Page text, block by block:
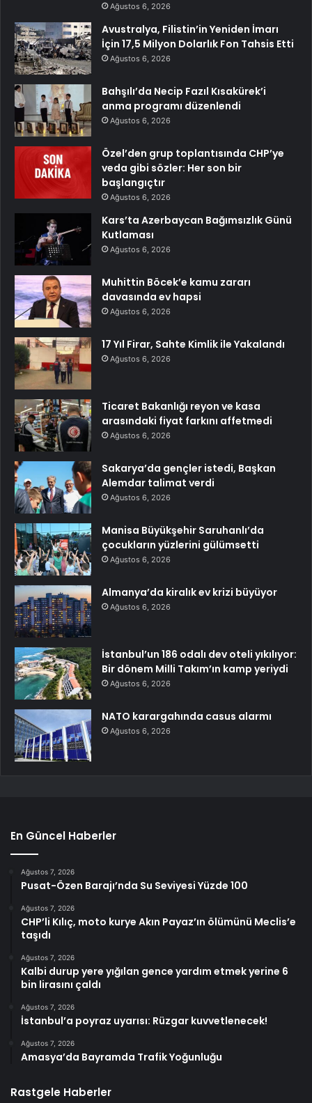
Ağustos 6, 2026
Avustralya, Filistin’in Yeniden İmarı
İçin 17,5 Milyon Dolarlık Fon Tahsis Etti
Ağustos 6, 2026
Bahşılı’da Necip Fazıl Kısakürek’i
anma programı düzenlendi
Ağustos 6, 2026
Özel’den grup toplantısında CHP’ye
veda gibi sözler: Her son bir
başlangıçtır
Ağustos 6, 2026
Kars’ta Azerbaycan Bağımsızlık Günü
Kutlaması
Ağustos 6, 2026
Muhittin Böcek’e kamu zararı
davasında ev hapsi
Ağustos 6, 2026
17 Yıl Firar, Sahte Kimlik ile Yakalandı
Ağustos 6, 2026
Ticaret Bakanlığı reyon ve kasa
arasındaki fiyat farkını affetmedi
Ağustos 6, 2026
Sakarya’da gençler istedi, Başkan
Alemdar talimat verdi
Ağustos 6, 2026
Manisa Büyükşehir Saruhanlı’da
çocukların yüzlerini gülümsetti
Ağustos 6, 2026
Almanya’da kiralık ev krizi büyüyor
Ağustos 6, 2026
İstanbul’un 186 odalı dev oteli yıkılıyor:
Bir dönem Milli Takım’ın kamp yeriydi
Ağustos 6, 2026
NATO karargahında casus alarmı
Ağustos 6, 2026
En Güncel Haberler
Ağustos 7, 2026
Pusat-Özen Barajı’nda Su Seviyesi Yüzde 100
Ağustos 7, 2026
CHP’li Kılıç, moto kurye Akın Payaz’ın ölümünü Meclis’e
taşıdı
Ağustos 7, 2026
Kalbi durup yere yığılan gence yardım etmek yerine 6
bin lirasını çaldı
Ağustos 7, 2026
İstanbul’a poyraz uyarısı: Rüzgar kuvvetlenecek!
Ağustos 7, 2026
Amasya’da Bayramda Trafik Yoğunluğu
Rastgele Haberler